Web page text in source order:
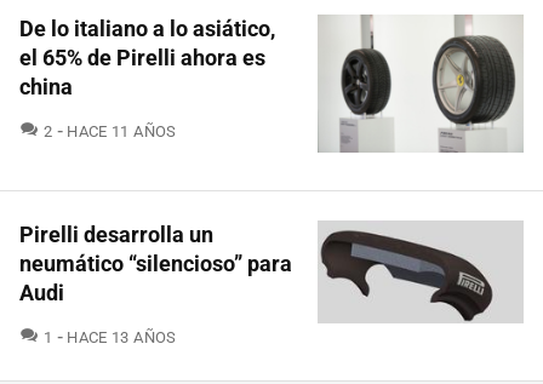
De lo italiano a lo asiático,
el 65% de Pirelli ahora es
china
2 COMENTARIOS
HACE 11 AÑOS
Pirelli desarrolla un
neumático “silencioso” para
Audi
1 COMENTARIOS
HACE 13 AÑOS